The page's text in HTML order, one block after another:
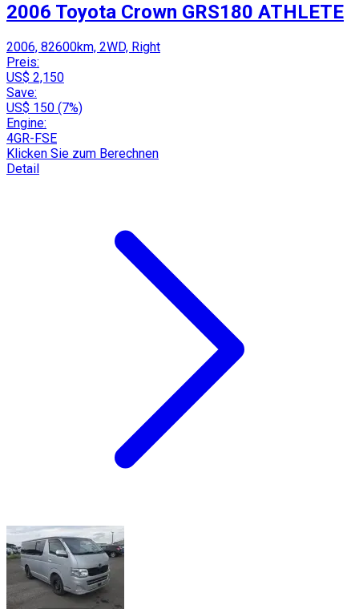
2006 Toyota Crown GRS180 ATHLETE
2006, 82600km, 2WD, Right
Preis:
US$ 2,150
Save:
US$ 150 (7%)
Engine:
4GR-FSE
Klicken Sie zum Berechnen
Detail